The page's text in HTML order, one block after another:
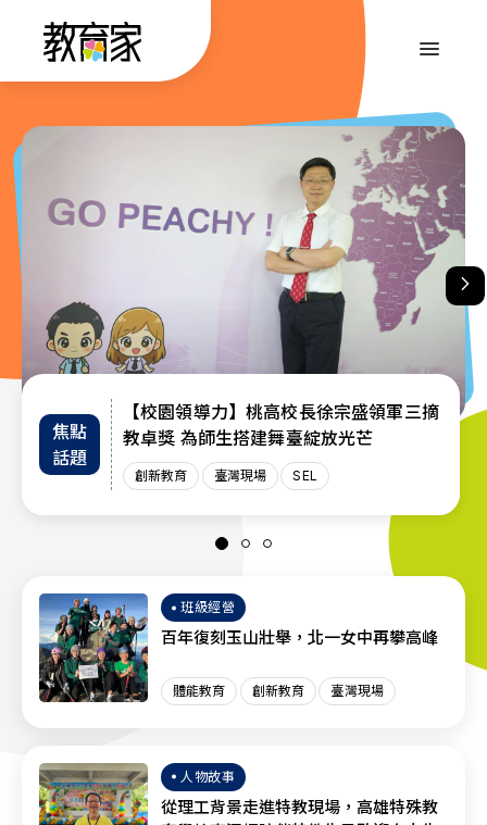
容
焦點
話題
【校園領導力】桃高校長徐宗盛領軍三摘
教卓獎 為師生搭建舞臺綻放光芒
創新教育 臺灣現場 SEL
教師
增能
教育部首辦「大專院校通識教育教師交流
工作坊」 共創AI與永續未來課堂
創新教育 臺灣現場 AI教育
趨勢
政策
退而不休，無私奉獻─教育部公布115年
教育奉獻獎獲獎名單
教師 教育奉獻獎 臺灣現場
班級經營
百年復刻玉山壯舉，北一女中再攀高峰
體能教育 創新教育 臺灣現場
人物故事
從理工背景走進特教現場，高雄特殊教